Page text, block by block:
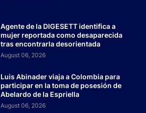
Agente de la DIGESETT identifica a
mujer reportada como desaparecida
tras encontrarla desorientada
August 06, 2026
Luis Abinader viaja a Colombia para
participar en la toma de posesión de
Abelardo de la Espriella
August 06, 2026